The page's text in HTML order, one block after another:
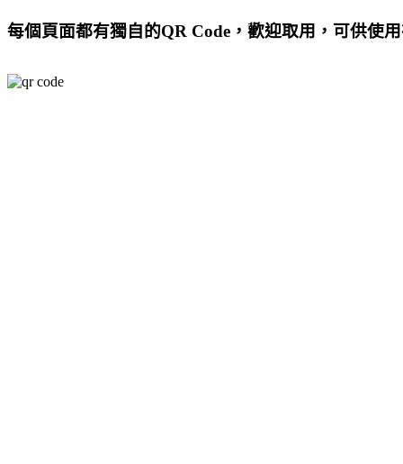
每個頁面都有獨自的QR Code，歡迎取用，可供使